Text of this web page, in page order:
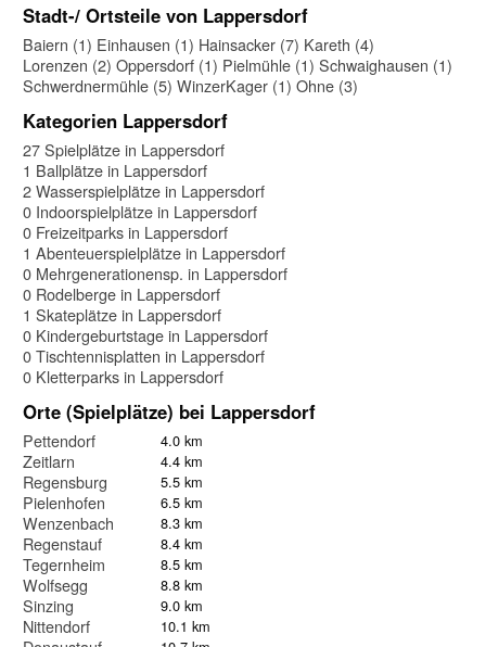
Stadt-/ Ortsteile von Lappersdorf
Baiern (1) Einhausen (1) Hainsacker (7) Kareth (4)
Lorenzen (2) Oppersdorf (1) Pielmühle (1) Schwaighausen (1)
Schwerdnermühle (5) WinzerKager (1) Ohne (3)
Kategorien Lappersdorf
27 Spielplätze in Lappersdorf
1 Ballplätze in Lappersdorf
2 Wasserspielplätze in Lappersdorf
0 Indoorspielplätze in Lappersdorf
0 Freizeitparks in Lappersdorf
1 Abenteuerspielplätze in Lappersdorf
0 Mehrgenerationensp. in Lappersdorf
0 Rodelberge in Lappersdorf
1 Skateplätze in Lappersdorf
0 Kindergeburtstage in Lappersdorf
0 Tischtennisplatten in Lappersdorf
0 Kletterparks in Lappersdorf
Orte (Spielplätze) bei Lappersdorf
Pettendorf 4.0 km
Zeitlarn 4.4 km
Regensburg 5.5 km
Pielenhofen 6.5 km
Wenzenbach 8.3 km
Regenstauf 8.4 km
Tegernheim 8.5 km
Wolfsegg 8.8 km
Sinzing 9.0 km
Nittendorf 10.1 km